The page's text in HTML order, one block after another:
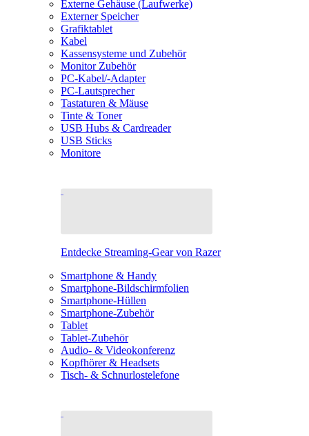
Externe Gehäuse (Laufwerke)
Externer Speicher
Grafiktablet
Kabel
Kassensysteme und Zubehör
Monitor Zubehör
PC-Kabel/-Adapter
PC-Lautsprecher
Tastaturen & Mäuse
Tinte & Toner
USB Hubs & Cardreader
USB Sticks
Monitore
Entdecke Streaming-Gear von Razer
Smartphone & Handy
Smartphone-Bildschirmfolien
Smartphone-Hüllen
Smartphone-Zubehör
Tablet
Tablet-Zubehör
Audio- & Videokonferenz
Kopfhörer & Headsets
Tisch- & Schnurlostelefone